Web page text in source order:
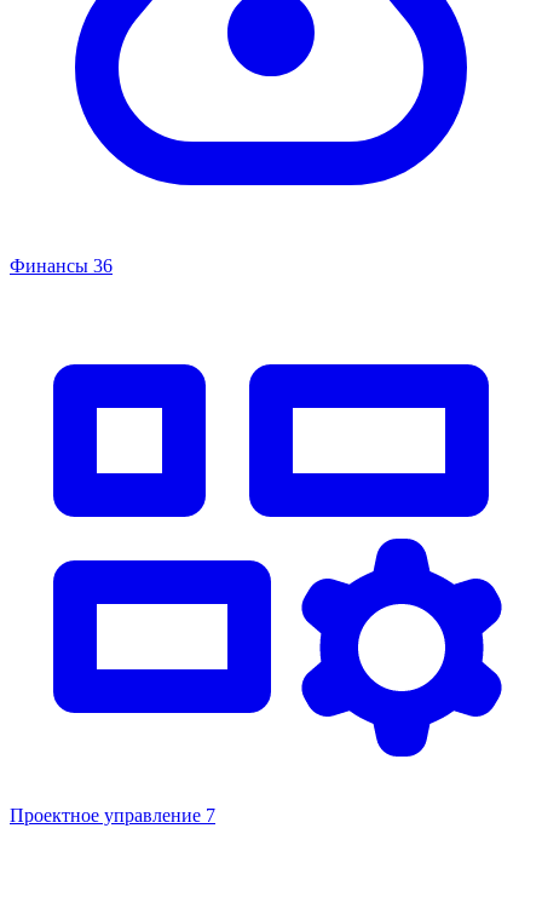
Финансы 36
Проектное управление 7